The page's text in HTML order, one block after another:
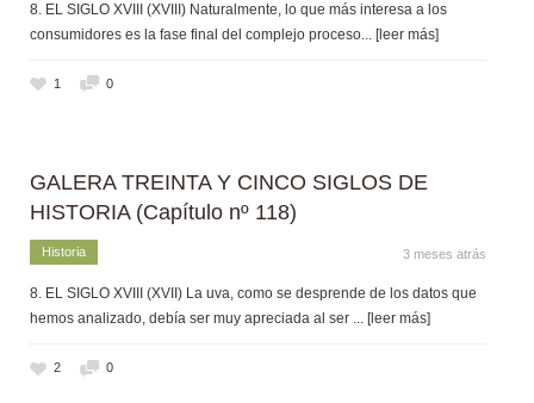
8. EL SIGLO XVIII (XVIII) Naturalmente, lo que más interesa a los
consumidores es la fase final del complejo proceso... [leer más]
1 0
GALERA TREINTA Y CINCO SIGLOS DE
HISTORIA (Capítulo nº 118)
Historia 3 meses atrás
8. EL SIGLO XVIII (XVII) La uva, como se desprende de los datos que
hemos analizado, debía ser muy apreciada al ser ... [leer más]
2 0